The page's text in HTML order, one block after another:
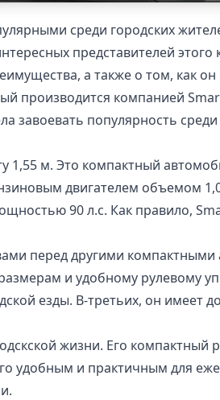
среди городских
представителей
а также о том, как
производится компанией
завоевать популярность
м. Это компактный
двигателем объемом
90 л.с. Как правило,
перед другими
и удобному рулевому
езды. В-третьих, он имеет
жизни. Его компактный
удобным и практичным для